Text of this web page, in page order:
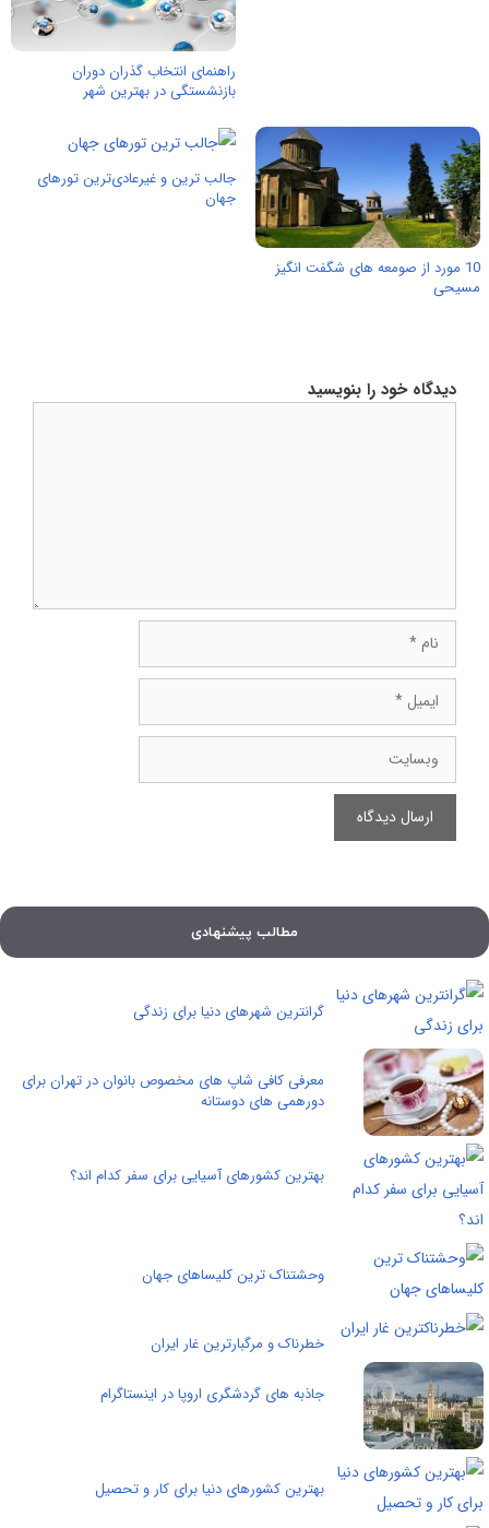
راهنمای انتخاب گذران دوران
بازنشستگی در بهترین شهر
10 مورد از صومعه های شگفت انگیز
مسیحی
جالب ترین و غیرعادی‌ترین تورهای
جهان
دیدگاه خود را بنویسید
ایمیل
وبسایت
مطالب پیشنهادی
گرانترین شهرهای دنیا برای زندگی
معرفی کافی شاپ های مخصوص بانوان در تهران برای
دورهمی های دوستانه
بهترین کشورهای آسیایی برای سفر کدام اند؟
وحشتناک ترین کلیساهای جهان
خطرناک و مرگبارترین غار ایران
جاذبه های گردشگری اروپا در اینستاگرام
بهترین کشورهای دنیا برای کار و تحصیل